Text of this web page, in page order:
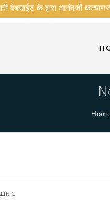
वेबसाईट के द्वारा आनंदजी
Home
.